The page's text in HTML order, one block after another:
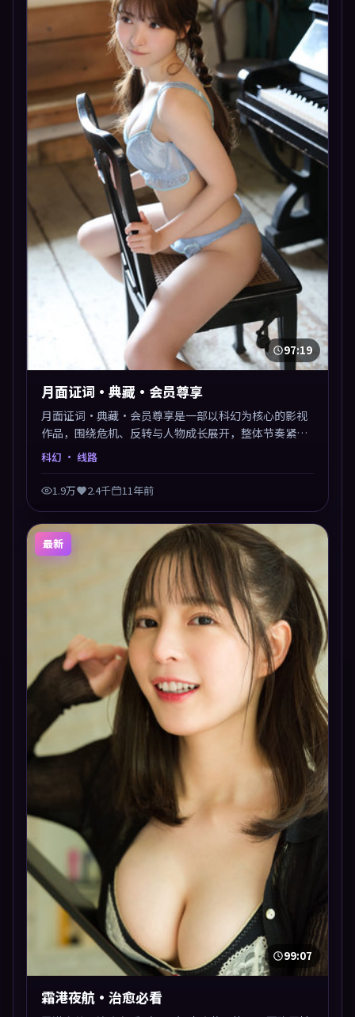
97:19
月面证词·典藏·会员尊享
月面证词·典藏·会员尊享是一部以科幻为核心的影视
作品，围绕危机、反转与人物成长展开，整体节奏紧
凑，值得推荐观看。
科幻 · 线路
1.9万 2.4千 11年前
最新
99:07
霜港夜航·治愈必看